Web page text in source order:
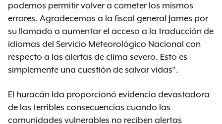
podemos permitir volver a cometer los mismos
errores. Agradecemos a la fiscal general James por
su llamado a aumentar el acceso a la traducción de
idiomas del Servicio Meteorológico Nacional con
respecto a las alertas de clima severo. Esto es
simplemente una cuestión de salvar vidas".
El huracán Ida proporcionó evidencia devastadora
de las terribles consecuencias cuando las
comunidades vulnerables no reciben alertas